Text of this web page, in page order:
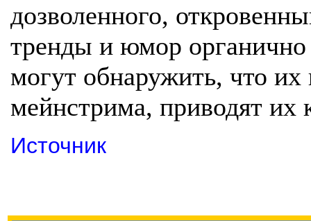
дозволенного,
тренды и юмор
могут обнаружить, что
мейнстрима, приводят их
Источник